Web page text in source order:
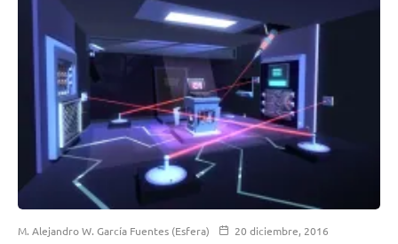
M. Alejandro W. García Fuentes (Esfera)
20 diciembre, 2016